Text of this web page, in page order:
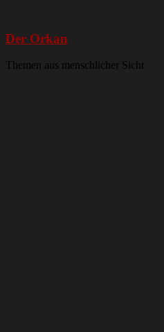
Der Orkan
Themen aus menschlicher Sicht